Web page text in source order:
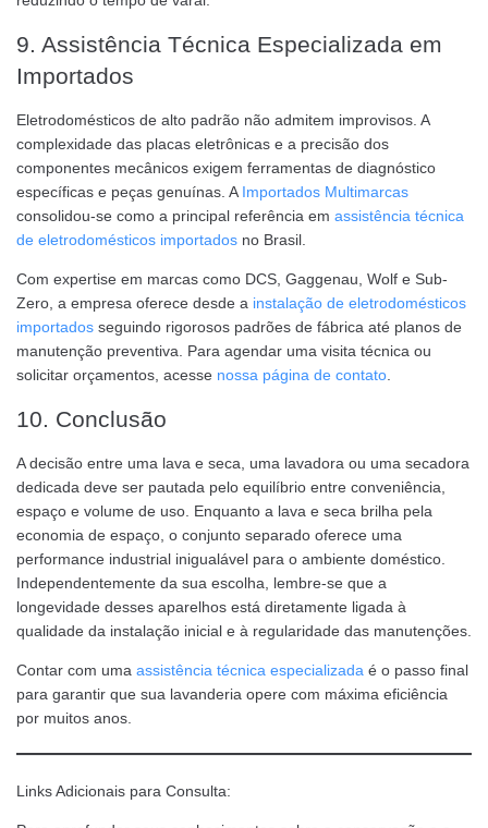
9. Assistência Técnica Especializada em
Importados
Eletrodomésticos de alto padrão não admitem improvisos. A
complexidade das placas eletrônicas e a precisão dos
componentes mecânicos exigem ferramentas de diagnóstico
específicas e peças genuínas. AImportados Multimarcas
consolidou-se como a principal referência em assistência técnica
de eletrodomésticos importados no Brasil.
Com expertise em marcas como DCS, Gaggenau, Wolf e Sub-
Zero, a empresa oferece desde a instalação de eletrodomésticos
importados seguindo rigorosos padrões de fábrica até planos de
manutenção preventiva. Para agendar uma visita técnica ou
solicitar orçamentos, acesse nossa página de contato.
10. Conclusão
A decisão entre uma lava e seca, uma lavadora ou uma secadora
dedicada deve ser pautada pelo equilíbrio entre conveniência,
espaço e volume de uso. Enquanto a lava e seca brilha pela
economia de espaço, o conjunto separado oferece uma
performance industrial inigualável para o ambiente doméstico.
Independentemente da sua escolha, lembre-se que a
longevidade desses aparelhos está diretamente ligada à
qualidade da instalação inicial e à regularidade das manutenções.
Contar com uma assistência técnica especializada é o passo final
para garantir que sua lavanderia opere com máxima eficiência
por muitos anos.
Links Adicionais para Consulta: